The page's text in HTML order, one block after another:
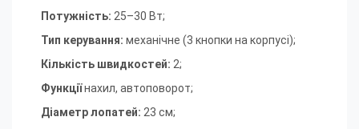
Потужність: 25–30 Вт;
Тип керування: механічне (3 кнопки на корпусі);
Кількість швидкостей: 2;
Функціїнахил, автоповорот;
Діаметр лопатей: 23 см;